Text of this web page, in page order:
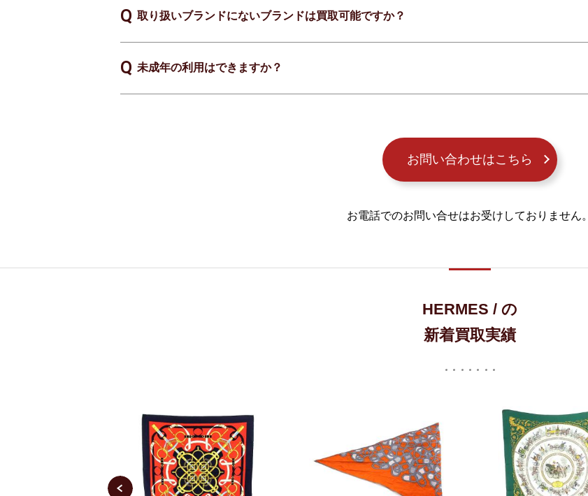
取り扱いブランドにないブランドは買取可能ですか？
未成年の利用はできますか？
お問い合わせはこちら
お電話でのお問い合せはお受けしておりません。
HERMES / の
新着買取実績